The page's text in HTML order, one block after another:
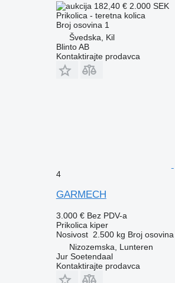
182,40 € 2.000 SEK
Prikolica - teretna kolica
Broj osovina 1
Švedska, Kil
Blinto AB
Kontaktirajte prodavca
4
GARMECH
3.000 € Bez PDV-a
Prikolica kiper
Nosivost 2.500 kg Broj osovina
Nizozemska, Lunteren
Jur Soetendaal
Kontaktirajte prodavca